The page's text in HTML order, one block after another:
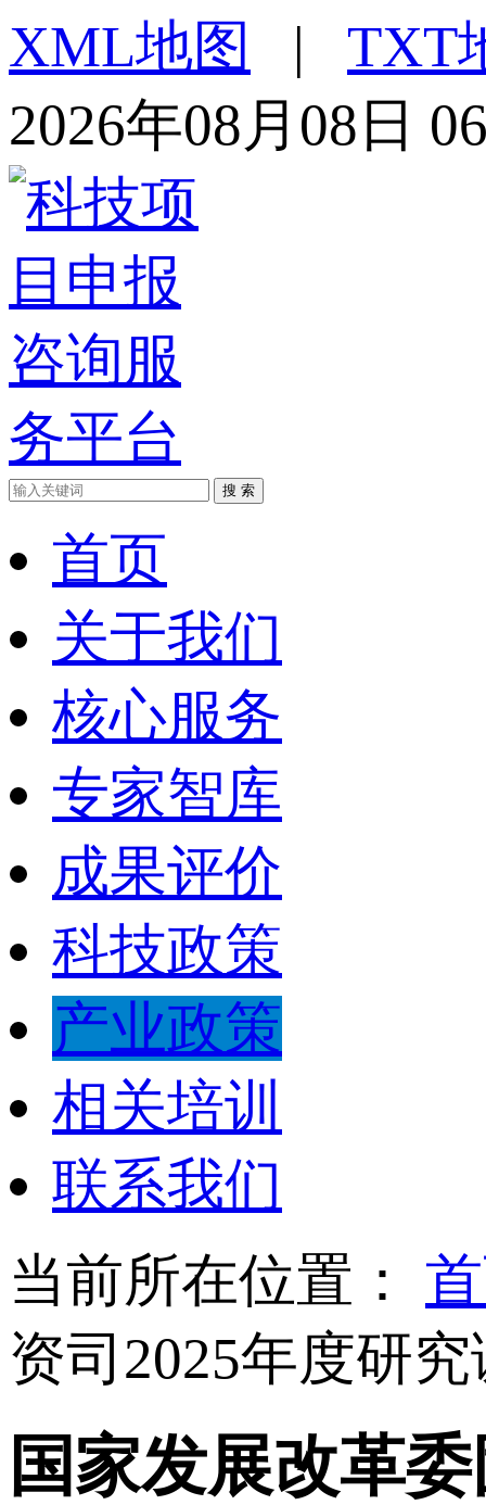
XML地图 | TXT
2026年08月08日
搜 索
首页
关于我们
核心服务
专家智库
成果评价
科技政策
产业政策
相关培训
联系我们
当前所在位置：
资司2025年度研
国家发展改革